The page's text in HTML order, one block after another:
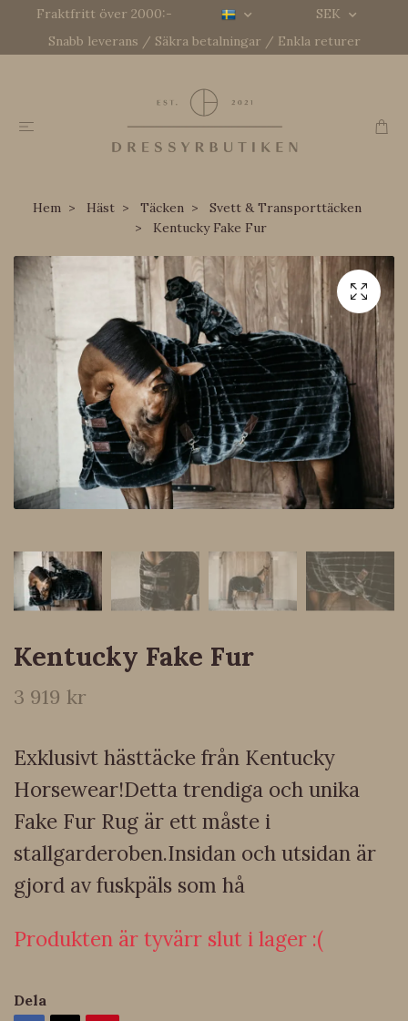
Fraktfritt över 2000:-
SEK
Snabb leverans / Säkra betalningar / Enkla returer
Hem Häst Täcken
Svett & Transporttäcken
Kentucky Fake Fur
Kentucky Fake Fur
3 919 kr
Exklusivt hästtäcke från Kentucky
Horsewear!Detta trendiga och unika
Fake Fur Rug är ett måste i
stallgarderoben.Insidan och utsidan är
gjord av fuskpäls som hå
Produkten är tyvärr slut i lager :(
Dela